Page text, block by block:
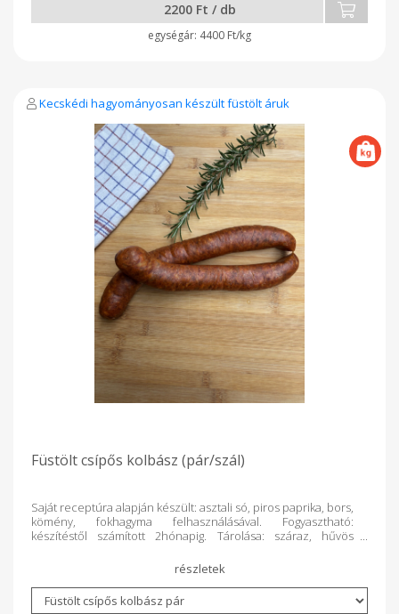
2200 Ft / db
4400 Ft/kg
Kecskédi hagyományosan készült füstölt áruk
Füstölt csípős kolbász (pár/szál)
Saját receptúra alapján készült: asztali só, piros paprika, bors,
kömény, fokhagyma felhasználásával. Fogyasztható:
készítéstől számított 2hónapig. Tárolása: száraz, hűvös